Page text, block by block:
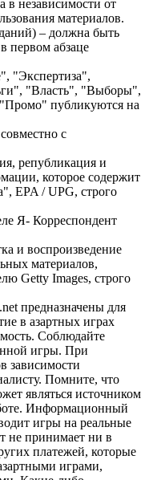
в независимости от
материалов.
– должна быть
первом абзаце
"Экспертиза",
"Власть", "Выборы",
публикуются на
с
републикация и
которое содержит
EPA / UPG, строго
Я- Корреспондент
и воспроизведение
материалов,
Getty Images, строго
предназначены для
в азартных играх
Соблюдайте
игры. При
зависимости
Помните, что
являться источником
Информационный
игры на реальные
не принимает ни в
платежей, которые
играми,